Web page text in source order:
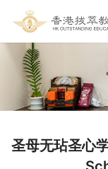
圣母无玷圣心